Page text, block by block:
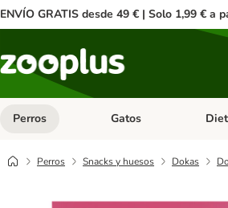
ENVÍO GRATIS desde 49 € | Solo 1,99 € a
Perros Menú de categoria
Gatos
Perros Snacks y huesos Dokas